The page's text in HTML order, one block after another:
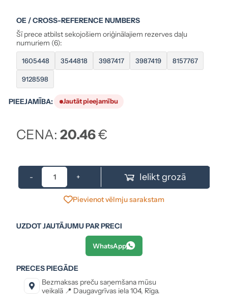
OE / CROSS-REFERENCE NUMBERS
Šī prece atbilst sekojošiem oriģinālajiem rezerves daļu
numuriem (6):
1605448 3544818 3987417 3987419 8157767
9128598
PIEEJAMĪBA: Jautāt pieejamību
CENA:20.46€
- + Ielikt grozā
Pievienot vēlmju sarakstam
UZDOT JAUTĀJUMU PAR PRECI
WhatsApp
PRECES PIEGĀDE
Bezmaksas preču saņemšana mūsu
veikalā 📍 Daugavgrīvas iela 104, Rīga.